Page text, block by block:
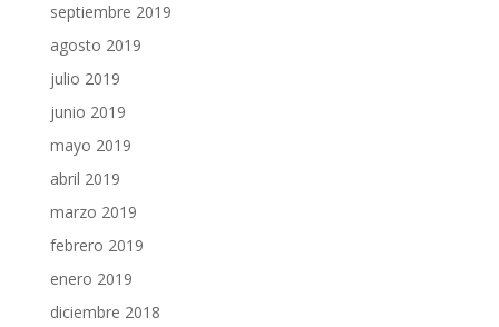
septiembre 2019
agosto 2019
julio 2019
junio 2019
mayo 2019
abril 2019
marzo 2019
febrero 2019
enero 2019
diciembre 2018